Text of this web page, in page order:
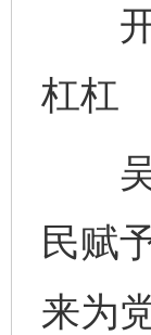
开
杠杠
吴
民赋
来为